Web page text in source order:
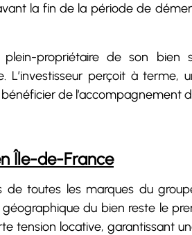
la fin de la période de
plein-propriétaire de son
perçoit à terme,
de l’accompagnement
Île-de-France
toutes les marques du
du bien reste le
tension locative, garantissant